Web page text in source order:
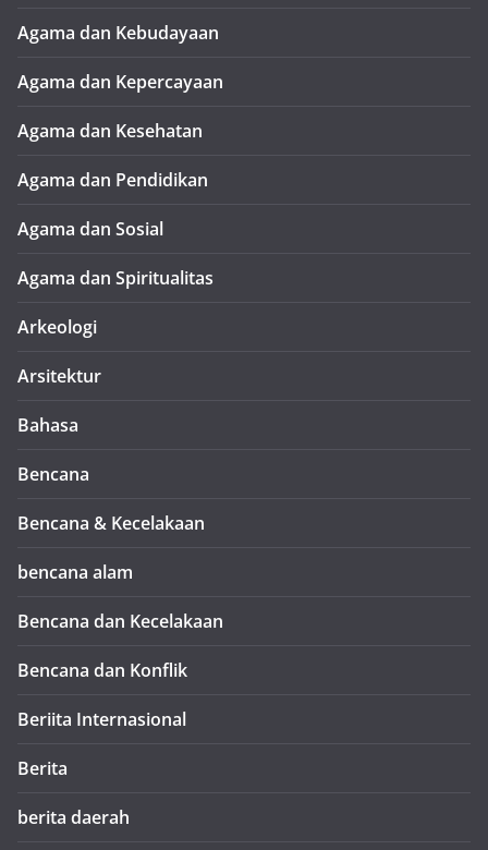
Agama dan Kebudayaan
Agama dan Kepercayaan
Agama dan Kesehatan
Agama dan Pendidikan
Agama dan Sosial
Agama dan Spiritualitas
Arkeologi
Arsitektur
Bahasa
Bencana
Bencana & Kecelakaan
bencana alam
Bencana dan Kecelakaan
Bencana dan Konflik
Beriita Internasional
Berita
berita daerah